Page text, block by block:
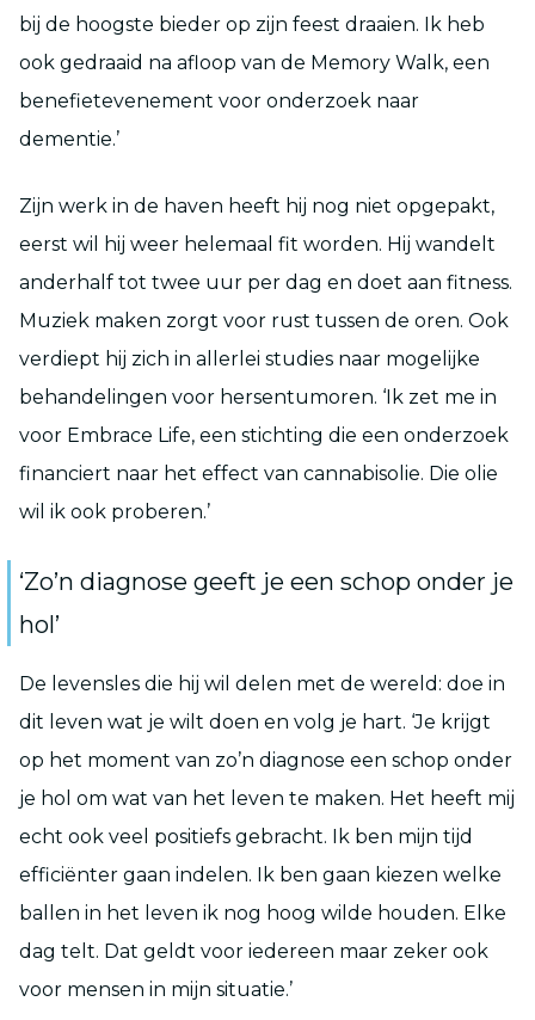
bij de hoogste bieder op zijn feest draaien. Ik heb
ook gedraaid na afloop van de Memory Walk, een
benefietevenement voor onderzoek naar
dementie.’
Zijn werk in de haven heeft hij nog niet opgepakt,
eerst wil hij weer helemaal fit worden. Hij wandelt
anderhalf tot twee uur per dag en doet aan fitness.
Muziek maken zorgt voor rust tussen de oren. Ook
verdiept hij zich in allerlei studies naar mogelijke
behandelingen voor hersentumoren. ‘Ik zet me in
voor Embrace Life, een stichting die een onderzoek
financiert naar het effect van cannabisolie. Die olie
wil ik ook proberen.’
‘Zo’n diagnose geeft je een schop onder je
hol’
De levensles die hij wil delen met de wereld: doe in
dit leven wat je wilt doen en volg je hart. ‘Je krijgt
op het moment van zo’n diagnose een schop onder
je hol om wat van het leven te maken. Het heeft mij
echt ook veel positiefs gebracht. Ik ben mijn tijd
efficiënter gaan indelen. Ik ben gaan kiezen welke
ballen in het leven ik nog hoog wilde houden. Elke
dag telt. Dat geldt voor iedereen maar zeker ook
voor mensen in mijn situatie.’